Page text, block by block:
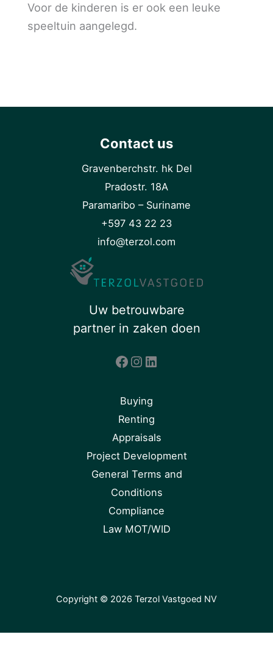
Voor de kinderen is er ook een leuke
speeltuin aangelegd.
Contact us
Gravenberchstr. hk Del
Pradostr. 18A
Paramaribo – Suriname
+597 43 22 23
info@terzol.com
Uw betrouwbare
partner in zaken doen
Facebook
Instagram
LinkedIn
Buying
Renting
Appraisals
Project Development
General Terms and
Conditions
Compliance
Law MOT/WID
Copyright © 2026 Terzol Vastgoed NV